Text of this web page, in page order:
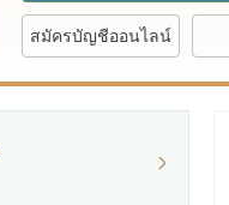
สมัครบัญชีออนไลน์